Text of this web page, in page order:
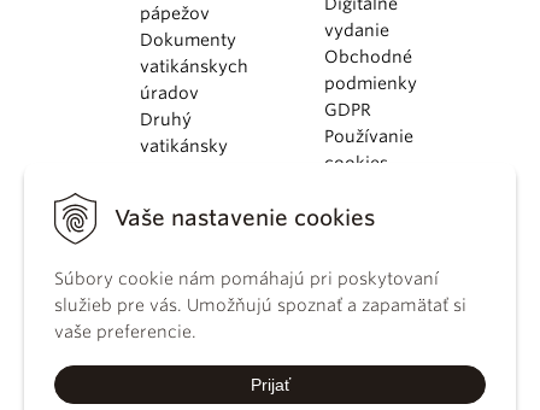
Vaše nastavenie cookies
Súbory cookie nám pomáhajú pri poskytovaní
služieb pre vás. Umožňujú spoznať a zapamätať si
vaše preferencie.
Prijať
pápežov
Dokumenty
vatikánskych
úradov
Druhý
vatikánsky
KBS
kánonického
práva
Katechizmus
Digitálne
vydanie
Obchodné
podmienky
GDPR
Používanie
cookies